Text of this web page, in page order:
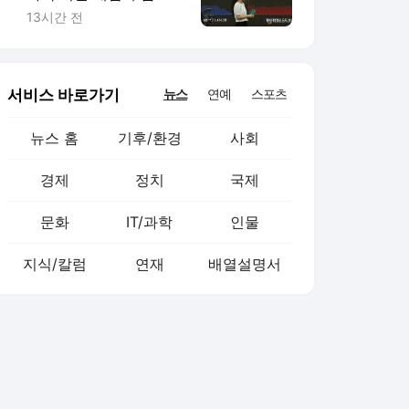
선' 영향
13시간 전
서비스 바로가기 뉴스 연예 스포츠
뉴스 홈 기후/환경 사회
경제 정치 국제
문화 IT/과학 인물
지식/칼럼 연재 배열설명서